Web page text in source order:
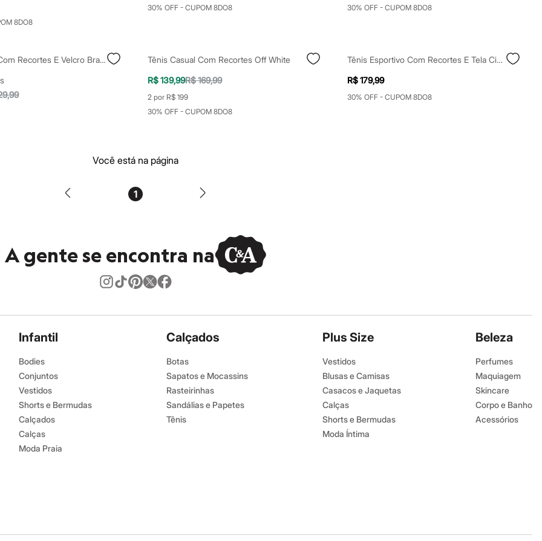
8DO8
30% OFF - CUPOM 8DO8
30% OFF - CUPOM 8DO8
Tênis Infantil Com Recortes E Velcro Branco
Tênis Casual Com Recortes Off White
R$ 139,99R$ 169,99
2 por R$ 199
30% OFF - CUPOM 8DO8
Tênis Esportivo Com Recortes E Tela Cinza
R$ 179,99
30% OFF - CUPOM 8DO8
Você está na página
1
A gente se encontra na
Infantil
Bodies
Conjuntos
Vestidos
Shorts e Bermudas
Calçados
Calças
Moda Praia
Calçados
Botas
Sapatos e Mocassins
Rasteirinhas
Sandálias e Papetes
Tênis
Plus Size
Vestidos
Blusas e Camisas
Casacos e Jaquetas
Calças
Shorts e Bermudas
Moda Íntima
Beleza
Perfumes
Maquiagem
Skincare
Corpo e Banho
Acessórios